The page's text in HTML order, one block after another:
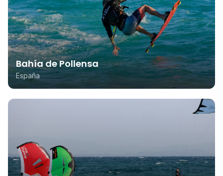
Bahía de Pollensa
España